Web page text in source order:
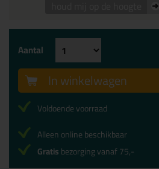
Aantal
In winkelwagen
Voldoende voorraad
Alleen online beschikbaar
Gratisbezorging vanaf 75,-